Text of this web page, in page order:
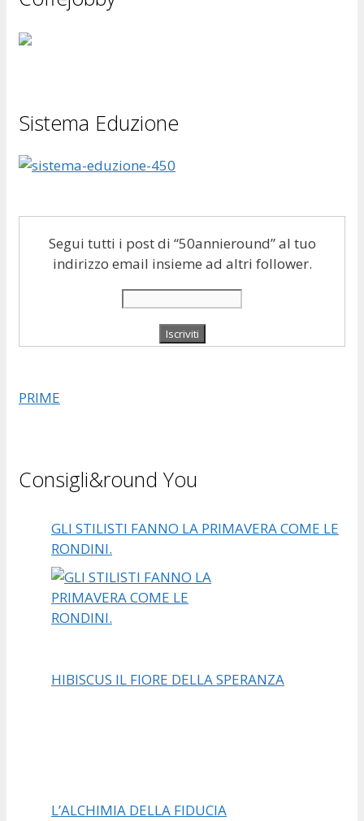
Sistema Eduzione
Segui tutti i post di “50annieround” al tuo
indirizzo email insieme ad altri follower.
PRIME
Consigli&round You
GLI STILISTI FANNO LA PRIMAVERA COME LE
RONDINI.
HIBISCUS IL FIORE DELLA SPERANZA
L’ALCHIMIA DELLA FIDUCIA